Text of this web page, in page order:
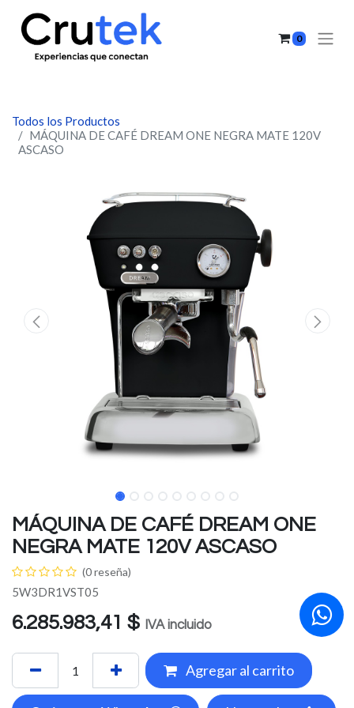
0
Todos los Productos
MÁQUINA DE CAFÉ DREAM ONE NEGRA MATE 120V
ASCASO
MÁQUINA DE CAFÉ DREAM ONE
NEGRA MATE 120V ASCASO
(0 reseña)
5W3DR1VST05
6.285.983,41 $ IVA incluido
Agregar al carrito